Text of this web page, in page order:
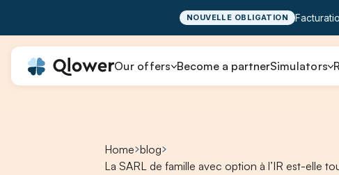
NOUVELLE OBLIGATION
Our offers Become a partnerSimulators
Home blog
La SARL de famille avec option à l’IR est-elle